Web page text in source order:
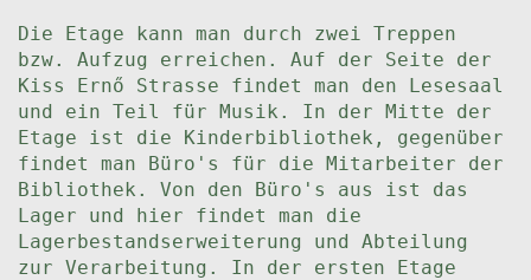
Die Etage kann man durch zwei Treppen
bzw. Aufzug erreichen. Auf der Seite der
Kiss Ernő Strasse findet man den Lesesaal
und ein Teil für Musik. In der Mitte der
Etage ist die Kinderbibliothek, gegenüber
findet man Büro's für die Mitarbeiter der
Bibliothek. Von den Büro's aus ist das
Lager und hier findet man die
Lagerbestandserweiterung und Abteilung
zur Verarbeitung. In der ersten Etage